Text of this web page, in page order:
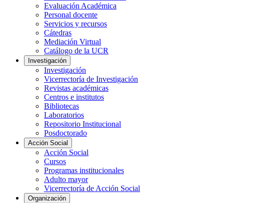
Evaluación Académica
Personal docente
Servicios y recursos
Cátedras
Mediación Virtual
Catálogo de la UCR
Investigación
Investigación
Vicerrectoría de Investigación
Revistas académicas
Centros e institutos
Bibliotecas
Laboratorios
Repositorio Institucional
Posdoctorado
Acción Social
Acción Social
Cursos
Programas institucionales
Adulto mayor
Vicerrectoría de Acción Social
Organización